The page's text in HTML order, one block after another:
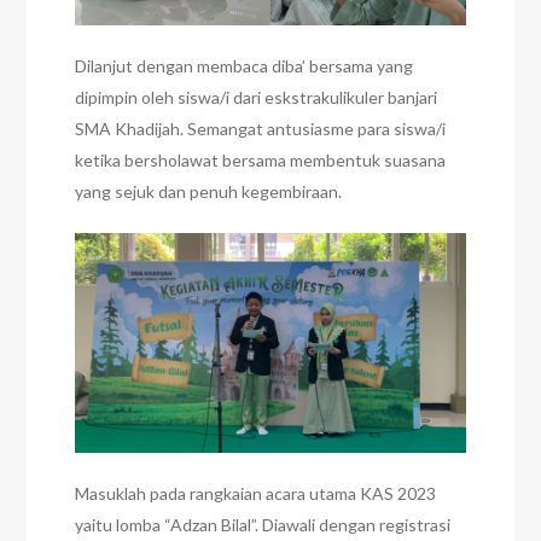
Dilanjut dengan membaca diba’ bersama yang
dipimpin oleh siswa/i dari eskstrakulikuler banjari
SMA Khadijah. Semangat antusiasme para siswa/i
ketika bersholawat bersama membentuk suasana
yang sejuk dan penuh kegembiraan.
Masuklah pada rangkaian acara utama KAS 2023
yaitu lomba “Adzan Bilal”. Diawali dengan registrasi